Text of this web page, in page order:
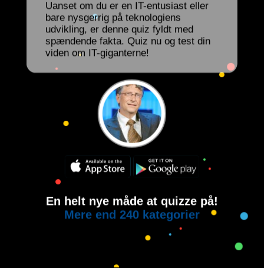
Uanset om du er en IT-entusiast eller
bare nysgerrig på teknologiens
udvikling, er denne quiz fyldt med
spændende fakta. Quiz nu og test din
viden om IT-giganterne!
En helt nye måde at quizze på!
Mere end 240 kategorier